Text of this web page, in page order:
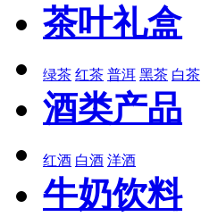
茶叶礼盒
绿茶 红茶 普洱 黑茶 白茶
酒类产品
红酒 白酒 洋酒
牛奶饮料